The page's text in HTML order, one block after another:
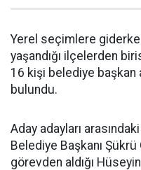
Yerel seçimlere
yaşandığı ilçelerden
16 kişi belediye başkan
bulundu.
Aday adayları
Belediye Başkanı Şükrü
görevden aldığı